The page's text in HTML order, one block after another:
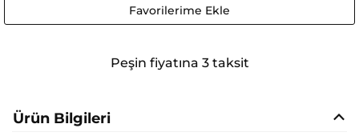
Favorilerime Ekle
Peşin fiyatına 3 taksit
Ürün Bilgileri